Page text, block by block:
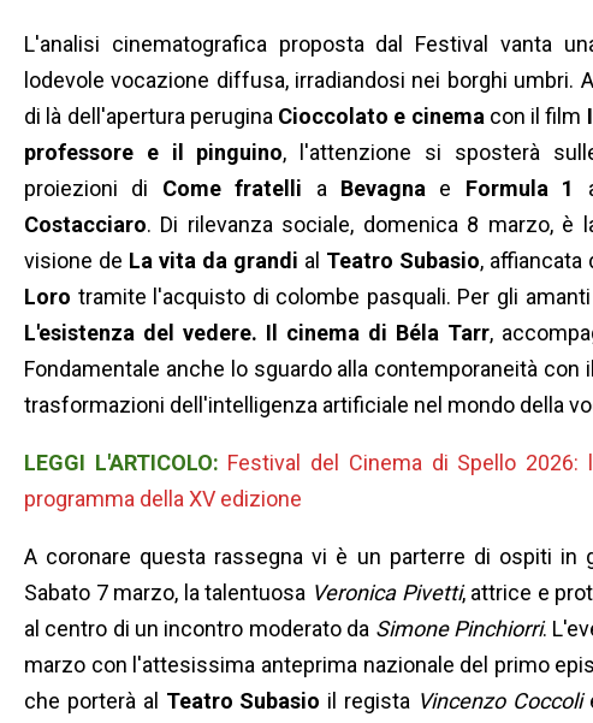
L'analisi cinematografica proposta dal Festival vanta
lodevole vocazione diffusa, irradiandosi nei borghi umbri. Al
di là dell'apertura perugina Cioccolato e cinema con il film Il
professore e il pinguino, l'attenzione si sposterà
proiezioni di Come fratelli a Bevagna e Formula 1
Costacciaro. Di rilevanza sociale, domenica 8 marzo, è
visione de La vita da grandi al Teatro Subasio, affiancata
Loro tramite l'acquisto di colombe pasquali. Per gli
L'esistenza del vedere. Il cinema di Béla Tarr,
Fondamentale anche lo sguardo alla contemporaneità con
trasformazioni dell'intelligenza artificiale nel mondo della
LEGGI L'ARTICOLO: Festival del Cinema di Spello 2026:
programma della XV edizione
A coronare questa rassegna vi è un parterre di ospiti in
Sabato 7 marzo, la talentuosa Veronica Pivetti, attrice e
al centro di un incontro moderato da Simone Pinchiorri.
marzo con l'attesissima anteprima nazionale del primo
che porterà al Teatro Subasio il regista Vincenzo Coccoli